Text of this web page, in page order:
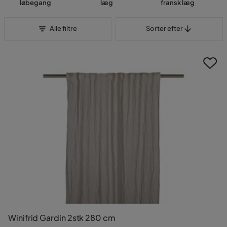
løbegang
læg
fransk læg
Alle filtre Sorter efter
Winifrid Gardin 2stk 280 cm